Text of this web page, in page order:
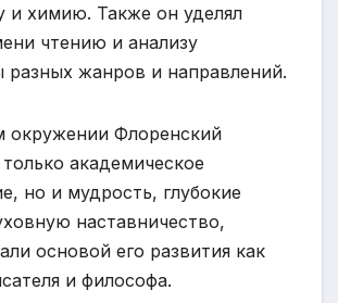
и химию. Также он уделял
чтению и анализу
разных жанров и направлений.
окружении Флоренский
академическое
но и мудрость, глубокие
наставничество,
основой его развития как
и философа.